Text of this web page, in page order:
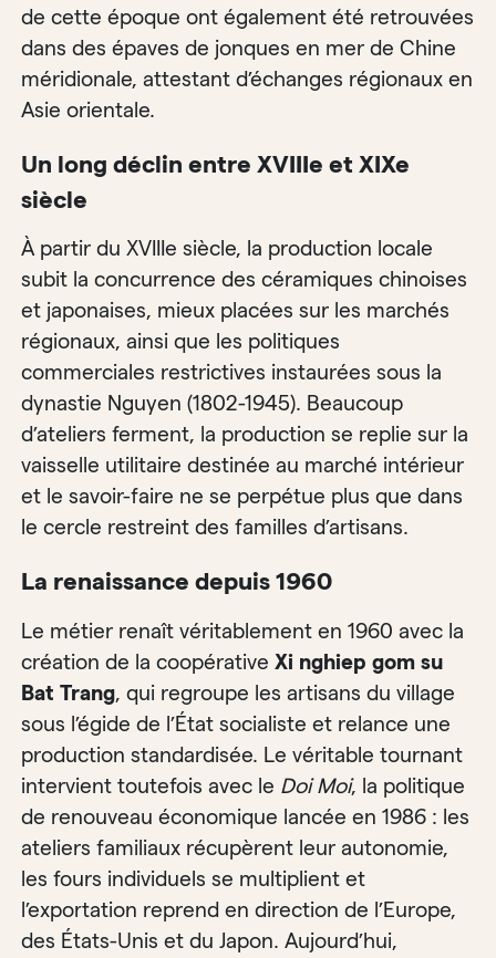
de cette époque ont également été retrouvées
dans des épaves de jonques en mer de Chine
méridionale, attestant d’échanges régionaux en
Asie orientale.
Un long déclin entre XVIIIe et XIXe
siècle
À partir du XVIIIe siècle, la production locale
subit la concurrence des céramiques chinoises
et japonaises, mieux placées sur les marchés
régionaux, ainsi que les politiques
commerciales restrictives instaurées sous la
dynastie Nguyen (1802-1945). Beaucoup
d’ateliers ferment, la production se replie sur la
vaisselle utilitaire destinée au marché intérieur
et le savoir-faire ne se perpétue plus que dans
le cercle restreint des familles d’artisans.
La renaissance depuis 1960
Le métier renaît véritablement en 1960 avec la
création de la coopérative Xi nghiep gom su
Bat Trang, qui regroupe les artisans du village
sous l’égide de l’État socialiste et relance une
production standardisée. Le véritable tournant
intervient toutefois avec le Doi Moi, la politique
de renouveau économique lancée en 1986 : les
ateliers familiaux récupèrent leur autonomie,
les fours individuels se multiplient et
l’exportation reprend en direction de l’Europe,
des États-Unis et du Japon. Aujourd’hui,